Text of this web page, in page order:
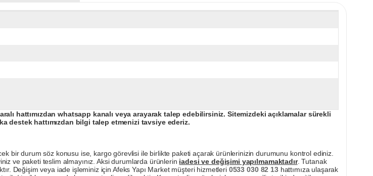
hattımızdan whatsapp kanalı veya arayarak talep edebilirsiniz. Sitemizdeki açıklamalar sürekli
destek hattımızdan bilgi talep etmenizi tavsiye ederiz.
bir durum söz konusu ise, kargo görevlisi ile birlikte paketi açarak ürünlerinizin durumunu kontrol ediniz.
ve paketi teslim almayınız. Aksi durumlarda ürünlerin iadesi ve değişimi yapılmamaktadır. Tutanak
Değişim veya iade işleminiz için Afeks Yapı Market müşteri hizmetleri 0533 030 82 13hattımıza ulaşarak